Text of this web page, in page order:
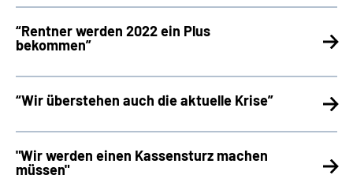
“Rentner werden 2022 ein Plus
bekommen”
“Wir überstehen auch die aktuelle Krise”
"Wir werden einen Kassensturz machen
müssen"